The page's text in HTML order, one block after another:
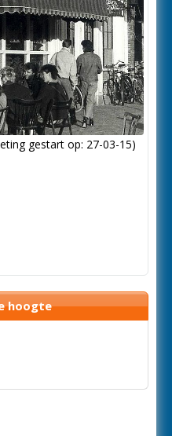
gestart op: 27-03-15)
hoogte